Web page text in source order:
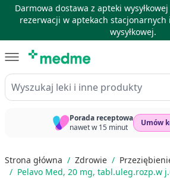
Darmowa dostawa z apteki wysyłkowej
rezerwacji w aptekach stacjonarnych
wysyłkowej.
Wyszukaj leki i inne produkty
Porada receptowa
nawet w 15 minut
Umów
Strona główna / Zdrowie /
/ Pelavo Med, 20 mg, tabl.uleg.rozp.w